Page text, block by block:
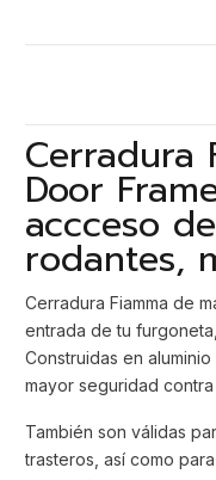
Cerradura
Door
accceso
rodantes,
Cerradura Fiamma de
entrada de tu
Construidas en
mayor seguridad
También son válidas
trasteros, así como